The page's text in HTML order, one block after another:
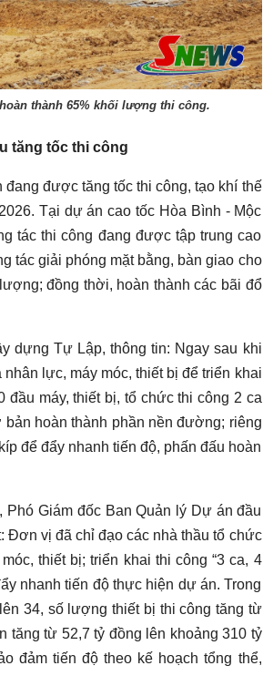
thành 65% khối lượng thi công.
tăng tốc thi công
được tăng tốc thi công, tạo khí thế
Tại dự án cao tốc Hòa Bình - Mộc
tác thi công đang được tập trung cao
tác giải phóng mặt bằng, bàn giao cho
đồng thời, hoàn thành các bãi đổ
dựng Tự Lập, thông tin: Ngay sau khi
lực, máy móc, thiết bị để triển khai
máy, thiết bị, tổ chức thi công 2 ca
hoàn thành phần nền đường; riêng
để đẩy nhanh tiến độ, phấn đấu hoàn
Phó Giám đốc Ban Quản lý Dự án đầu
Đơn vị đã chỉ đạo các nhà thầu tổ chức
thiết bị; triển khai thi công “3 ca, 4
nhanh tiến độ thực hiện dự án. Trong
34, số lượng thiết bị thi công tăng từ
tăng từ 52,7 tỷ đồng lên khoảng 310 tỷ
đảm tiến độ theo kế hoạch tổng thể,